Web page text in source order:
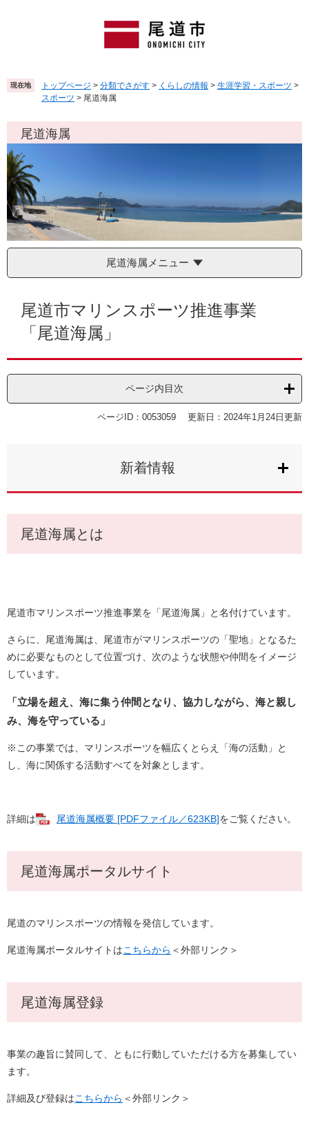
頭
で
。
飛
ば
て
文
へ
現在地 トップページ > 分類でさがす > くらしの情報 > 生涯学習・スポーツ >
スポーツ > 尾道海属
尾道海属
尾道海属メニュー
尾道市マリンスポーツ推進事業
「尾道海属」
ページ内目次
ページID：0053059 更新日：2024年1月24日更新
新着情報
尾道海属とは
尾道市マリンスポーツ推進事業を「尾道海属」と名付けています。
さらに、尾道海属は、尾道市がマリンスポーツの「聖地」となるた
めに必要なものとして位置づけ、次のような状態や仲間をイメージ
しています。
「立場を超え、海に集う仲間となり、協力しながら、海と親し
み、海を守っている」
※この事業では、マリンスポーツを幅広くとらえ「海の活動」と
し、海に関係する活動すべてを対象とします。
詳細は 尾道海属概要 [PDFファイル／623KB]をご覧ください。
尾道海属ポータルサイト
尾道のマリンスポーツの情報を発信しています。
尾道海属ポータルサイトはこちらから ＜外部リンク＞
尾道海属登録
事業の趣旨に賛同して、ともに行動していただける方を募集してい
ます。
詳細及び登録はこちらから ＜外部リンク＞